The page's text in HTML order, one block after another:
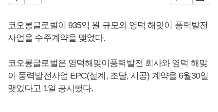
코오롱글로벌이 935억 원 규모의 영덕 해맞이 풍력발전
사업을 수주계약을 맺었다.
코오롱글로벌은 영덕해맞이풍력발전 회사와 영덕 해맞
이 풍력발전사업 EPC(설계, 조달, 시공) 계약을 6월30일
맺었다고 1일 공시했다.